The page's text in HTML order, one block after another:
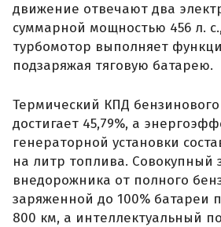
движение отвечают два
суммарной мощностью 456 л.
турбомотор выполняет
подзаряжая тяговую батарею.
Термический КПД бензинового
достигает 45,79%, а
генераторной установки
на литр топлива. Совокупный
внедорожника от полного
заряженной до 100% батареи
800 км, а интеллектуальный